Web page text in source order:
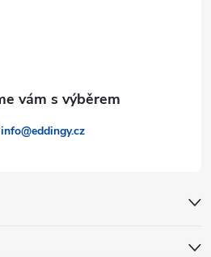
info@eddingy.cz